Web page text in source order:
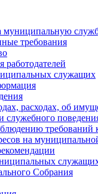
муниципальную
требования
служащих
расходах, об
служебного
на
Cобрания